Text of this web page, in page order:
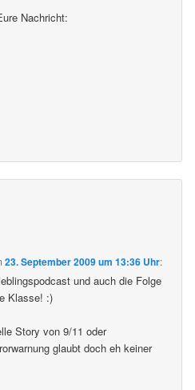
Nachricht:
23. September 2009 um 13:36 Uhr:
und auch die Folge
Klasse! :)
Story von 9/11 oder
glaubt doch eh keiner